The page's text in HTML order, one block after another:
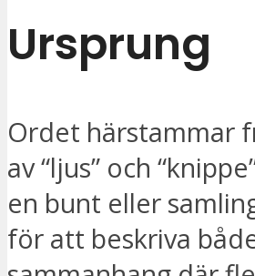
Ursprung
Ordet härstammar
av “ljus” och
en bunt eller
för att beskriva